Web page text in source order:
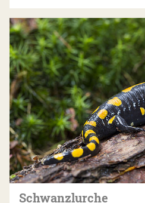
Schwanzlurche